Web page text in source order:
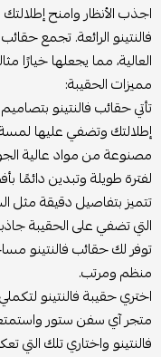
اجذب الأنظار وامنح
فالنتينو الرائعة. تجمع
العالية، مما يجعلها خيارًا
مميزات الحقيبة:
تأتي حقائب فالنتينو
إطلالتك وتضفي عليها
مصنوعة من مواد عالية
لفترة طويلة وتبدين دائمًا
تتميز بتفاصيل دقيقة مثل
التي تضفي على الحقيبة
توفر لك حقائب فالنتينو
منظم ومرتب.
اختري حقيبة فالنتينو
متجر آي سفن ستور
فالنتينو واختاري تلك التي